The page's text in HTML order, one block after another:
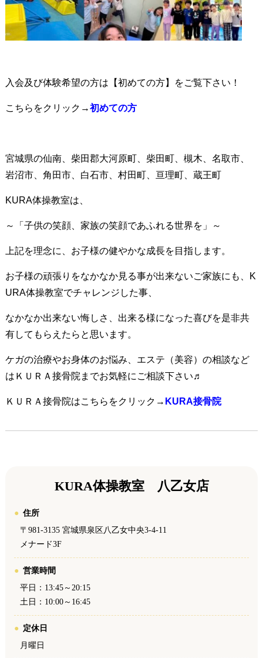
入会及び体験希望の方は【初めての方】をご覧下さい！
こちらをクリック→初めての方
宮城県の仙南、柴田郡大河原町、柴田町、槻木、名取市、
岩沼市、角田市、白石市、村田町、亘理町、蔵王町
KURA体操教室は、
～「子供の笑顔、家族の笑顔であふれる世界を」～
上記を理念に、お子様の健やかな成長を目指します。
お子様の頑張りをなかなか見る事が出来ないご家族にも、K
URA体操教室でチャレンジした事、
なかなか出来ない悔しさ、出来る様になった喜びを是非共
有してもらえたらと思います。
ケガの治療やお身体のお悩み、エステ（美容）の相談など
はＫＵＲＡ接骨院までお気軽にご相談下さい♬
ＫＵＲＡ接骨院はこちらをクリック→ KURA接骨院
KURA体操教室 八乙女店
住所
〒981-3135 宮城県泉区八乙女中央3-4-11
メナード3F
営業時間
平日：13:45～20:15
土日：10:00～16:45
定休日
月曜日